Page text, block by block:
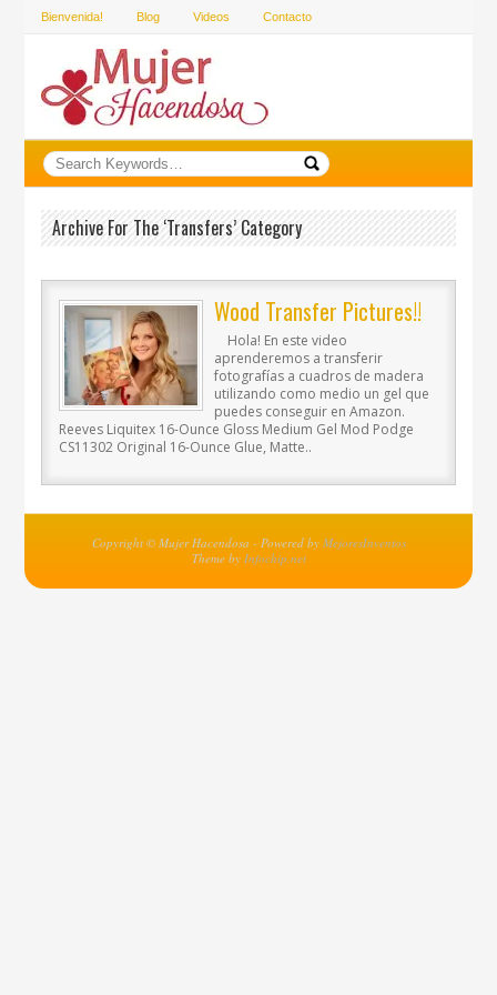
Bienvenida! Blog Videos Contacto
Archive For The ‘Transfers’ Category
Wood Transfer Pictures!!
Hola! En este video
aprenderemos a transferir
fotografías a cuadros de madera
utilizando como medio un gel que
puedes conseguir en Amazon.
Reeves Liquitex 16-Ounce Gloss Medium Gel Mod Podge
CS11302 Original 16-Ounce Glue, Matte..
Copyright © Mujer Hacendosa - Powered by MejoresInventos
Theme by Infochip.net